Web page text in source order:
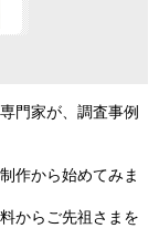
門家が、調査事例
作から始めてみま
からご先祖さまを